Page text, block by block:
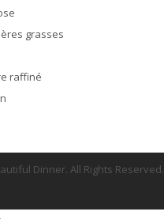
grasses
raffiné
Dinner. All Rights Reserved.